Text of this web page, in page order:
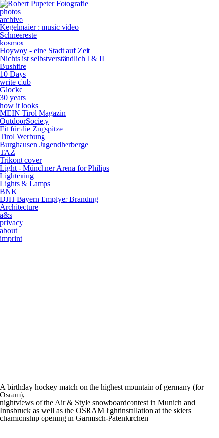
photos
archivo
Kegelmaier : music video
Schneereste
kosmos
Hoywoy - eine Stadt auf Zeit
Nichts ist selbstverständlich I & II
Bushfire
10 Days
write club
Glocke
30 years
how it looks
MEIN Tirol Magazin
OutdoorSociety
Fit für die Zugspitze
Tirol Werbung
Burghausen Jugendherberge
TAZ
Trikont cover
Light - Münchner Arena for Philips
Lightening
Lights & Lamps
BNK
DJH Bayern Emplyer Branding
Architecture
a&s
privacy
about
imprint
A birthday hockey match on the highest mountain of germany (for
Osram),
nightviews of the Air & Style snowboardcontest in Munich and
Innsbruck as well as the OSRAM lightinstallation at the skiers
chamionship opening in Garmisch-Patenkirchen